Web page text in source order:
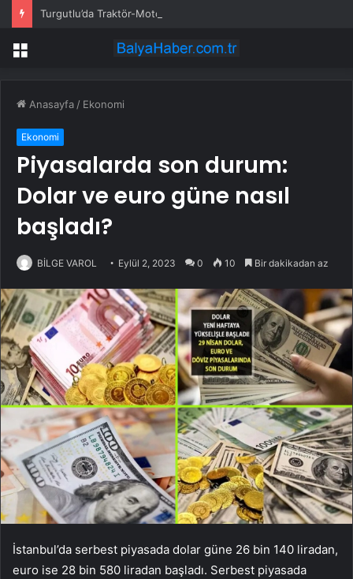
Turgutlu’da Traktör-Motosiklet Kazası
Menü
Anasayfa / Ekonomi
Ekonomi
Piyasalarda son durum:
Dolar ve euro güne nasıl
başladı?
BİLGE VAROL Eylül 2, 2023 0 10 Bir dakikadan az
İstanbul’da serbest piyasada dolar güne 26 bin 140 liradan,
euro ise 28 bin 580 liradan başladı. Serbest piyasada